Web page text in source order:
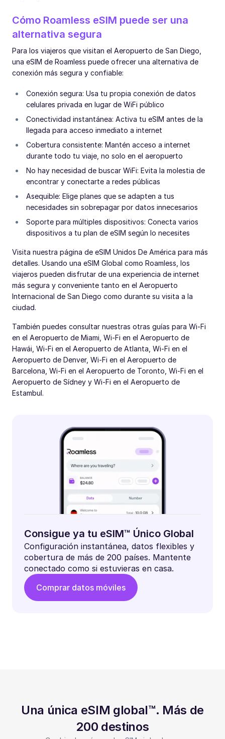
Cómo Roamless eSIM puede ser una
alternativa segura
Para los viajeros que visitan el Aeropuerto de San Diego,
una eSIM de Roamless puede ofrecer una alternativa de
conexión más segura y confiable:
Conexión segura: Usa tu propia conexión de datos
celulares privada en lugar de WiFi público
Conectividad instantánea: Activa tu eSIM antes de la
llegada para acceso inmediato a internet
Cobertura consistente: Mantén acceso a internet
durante todo tu viaje, no solo en el aeropuerto
No hay necesidad de buscar WiFi: Evita la molestia de
encontrar y conectarte a redes públicas
Asequible: Elige planes que se adapten a tus
necesidades sin sobrepagar por datos innecesarios
Soporte para múltiples dispositivos: Conecta varios
dispositivos a tu plan de eSIM según lo necesites
Visita nuestra página de eSIM Unidos De América para más
detalles. Usando una eSIM Global como Roamless, los
viajeros pueden disfrutar de una experiencia de internet
más segura y conveniente tanto en el Aeropuerto
Internacional de San Diego como durante su visita a la
ciudad.
También puedes consultar nuestras otras guías para Wi-Fi
en el Aeropuerto de Miami, Wi-Fi en el Aeropuerto de
Hawái, Wi-Fi en el Aeropuerto de Atlanta, Wi-Fi en el
Aeropuerto de Denver, Wi-Fi en el Aeropuerto de
Barcelona, Wi-Fi en el Aeropuerto de Toronto, Wi-Fi en el
Aeropuerto de Sídney y Wi-Fi en el Aeropuerto de
Estambul.
Consigue ya tu eSIM™ Único Global
Configuración instantánea, datos flexibles y
cobertura de más de 200 países. Mantente
conectado como si estuvieras en casa.
Comprar datos móviles
Una única eSIM global™. Más de
200 destinos